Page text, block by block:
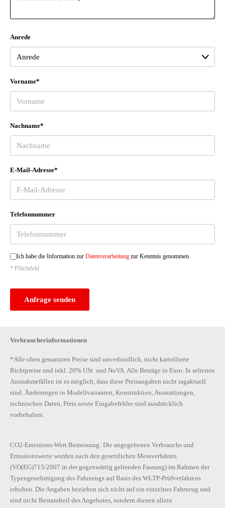
Anrede
Vorname*
Nachname*
E-Mail-Adresse*
Telefonnummer
Ich habe die Information zur Datenverarbeitung zur Kenntnis genommen.
* Pflichtfeld
Anfrage senden
Verbraucherinformationen
*Alle oben genannten Preise sind unverbindlich, nicht kartellierte
Richtpreise und inkl. 20% USt. und NoVA. Alle Beträge in Euro. In seltenen
Ausnahmefällen ist es möglich, dass diese Preisangaben nicht tagaktuell
sind. Änderungen in Modellvarianten, Konstruktion, Ausstattungen,
technischen Daten, Preis sowie Eingabefehler sind ausdrücklich
vorbehalten.
CO2-Emissions-Wert Bemessung: Die angegebenen Verbrauchs und
Emissionswerte wurden nach den gesetzlichen Messverfahren
(VO(EG)715/2007 in der gegenwärtig geltenden Fassung) im Rahmen der
Typengenehmigung des Fahrzeugs auf Basis des WLTP-Prüfverfahrens
erhoben. Die Angaben beziehen sich nicht auf ein einzelnes Fahrzeug und
sind nicht Bestandteil des Angebotes, sondern dienen allein